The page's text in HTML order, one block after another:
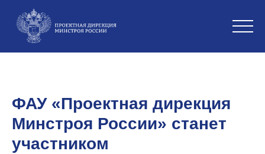
ФАУ «Проектная дирекция
Минстроя России» станет
участником